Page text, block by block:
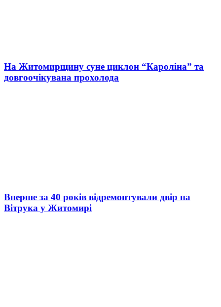
На Житомирщину суне циклон “Кароліна” та
довгоочікувана прохолода
Вперше за 40 років відремонтували двір на
Вітрука у Житомирі